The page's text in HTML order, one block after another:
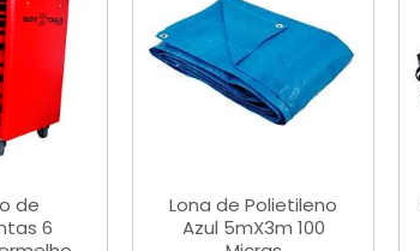
de
6
Lona de Polietileno
Azul 5mX3m 100